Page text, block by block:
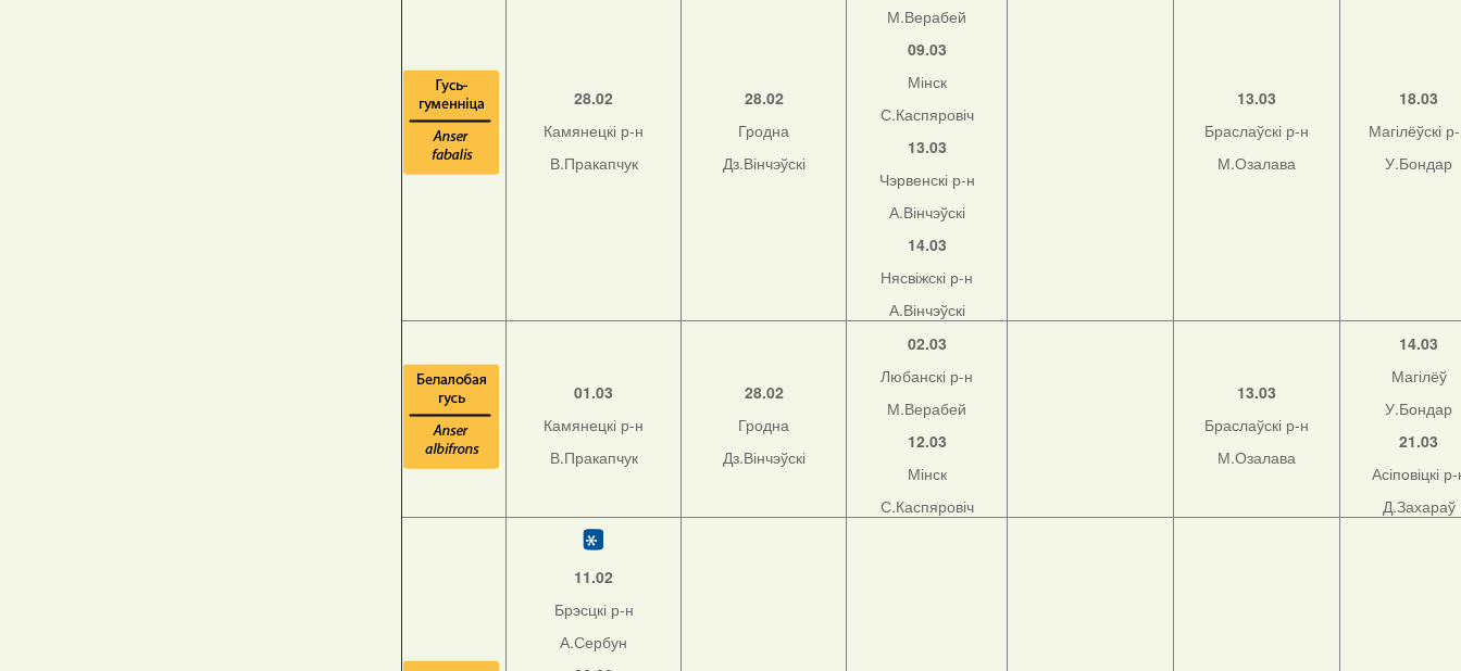
28.02
Камянецкі р-н
В.Пракапчук
28.02
Гродна
Дз.Вінчэўскі
М.Верабей
09.03
Мінск
С.Каспяровіч
13.03
Чэрвенскі р-н
А.Вінчэўскі
14.03
Нясвіжскі р-н
А.Вінчэўскі
13.03
Браслаўскі р-н
М.Озалава
18.03
Магілёўскі
У.Бондар
01.03
Камянецкі р-н
В.Пракапчук
28.02
Гродна
Дз.Вінчэўскі
02.03
Любанскі р-н
М.Верабей
12.03
Мінск
С.Каспяровіч
13.03
Браслаўскі р-н
М.Озалава
14.03
Магілёў
У.Бондар
21.03
Асіповіцкі
Д.Захараў
11.02
Брэсцкі р-н
А.Сербун